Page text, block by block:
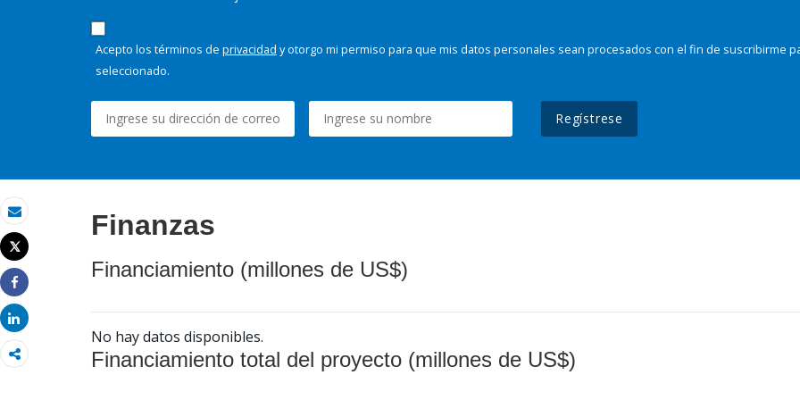
Correo electrónico
Imprimir
Tweet
Share
Share
Acepto los términos de privacidad y otorgo mi permiso para que mis datos personales sean procesados con el fin de suscribirme
seleccionado.
Regístrese
Finanzas
Financiamiento (millones de US$)
No hay datos disponibles.
Financiamiento total del proyecto (millones de US$)